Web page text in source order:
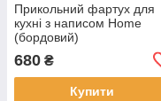
Прикольний фартух для
кухні з написом Home
(бордовий)
680 ₴
Купити